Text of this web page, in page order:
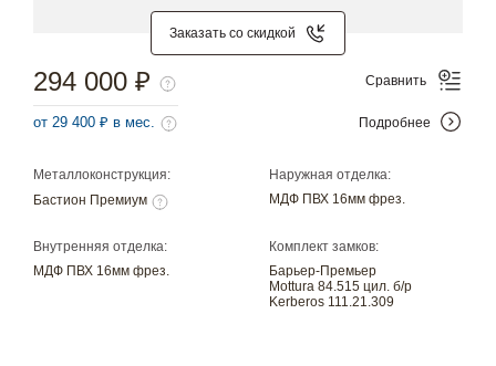
Заказать со скидкой
Металлоконструкция:
Бастион Премиум
Наружная отделка:
МДФ ПВХ 16мм фрез.
Внутренняя отделка:
МДФ ПВХ 16мм фрез.
Комплект замков:
Барьер-Премьер
Mottura 84.515 цил. б/р
Kerberos 111.21.309
294 000 ₽
от 29 400 ₽ в мес.
Сравнить
Подробнее